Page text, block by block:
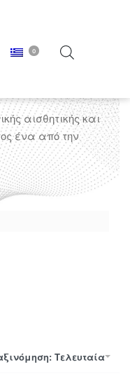
0
αισθητικής και
ένα από την
Τελευταία